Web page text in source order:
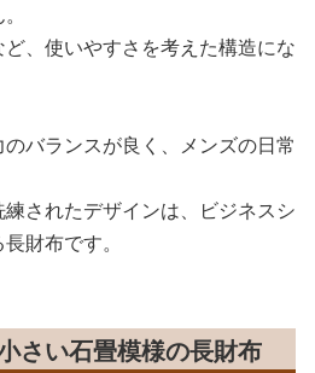
、使いやすさを考えた構造にな
バランスが良く、メンズの日常
されたデザインは、ビジネスシ
財布です。
さい石畳模様の長財布